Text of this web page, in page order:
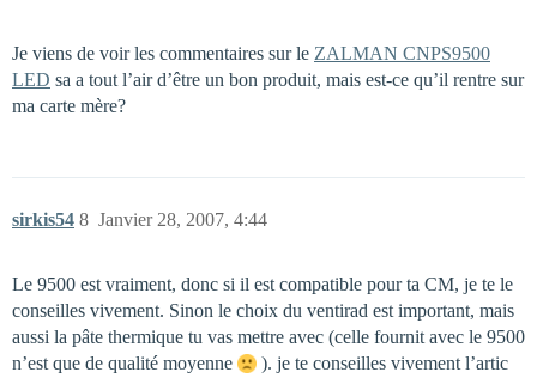
Je viens de voir les commentaires sur le ZALMAN CNPS9500
LED sa a tout l’air d’être un bon produit, mais est-ce qu’il rentre sur
ma carte mère?
sirkis54 Janvier 28, 2007, 4:44
8
Le 9500 est vraiment, donc si il est compatible pour ta CM, je te le
conseilles vivement. Sinon le choix du ventirad est important, mais
aussi la pâte thermique tu vas mettre avec (celle fournit avec le 9500
n’est que de qualité moyenne
). je te conseilles vivement l’artic